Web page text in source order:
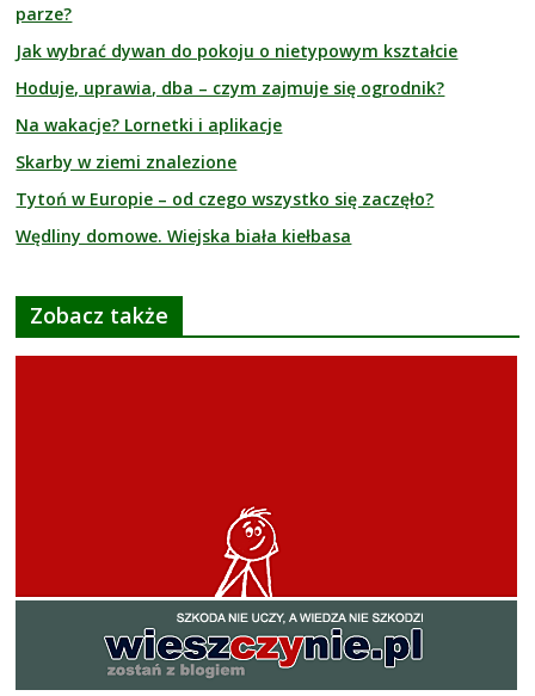
parze?
Jak wybrać dywan do pokoju o nietypowym kształcie
Hoduje, uprawia, dba – czym zajmuje się ogrodnik?
Na wakacje? Lornetki i aplikacje
Skarby w ziemi znalezione
Tytoń w Europie – od czego wszystko się zaczęło?
Wędliny domowe. Wiejska biała kiełbasa
Zobacz także